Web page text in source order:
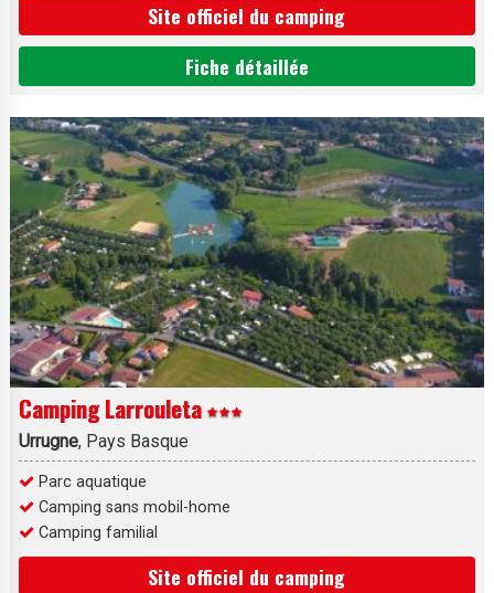
Site officiel du camping
Fiche détaillée
Camping Larrouleta
Urrugne, Pays Basque
Parc aquatique
Camping sans mobil-home
Camping familial
Site officiel du camping